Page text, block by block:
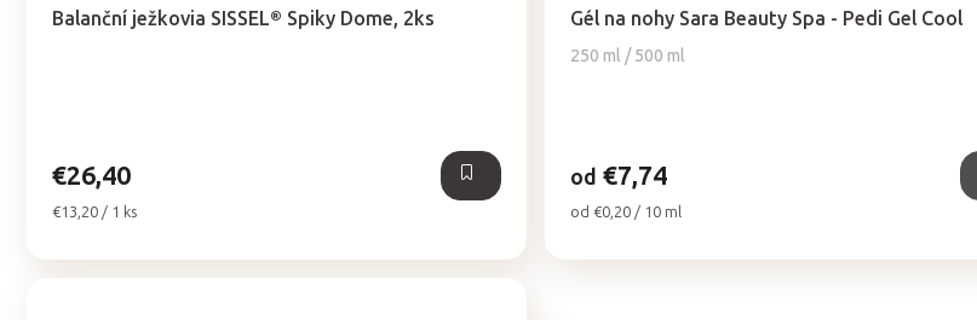
Balanční ježkovia SISSEL® Spiky Dome, 2ks
hodnotenie
produktu
€26,40
Jednotková
€13,20 / 1 ks
Gél na nohy Sara Beauty Spa - Pedi Gel Cool
250 ml / 500 ml
hodnotenie
produktu
je
od €7,74
Jednotková
od €0,20 / 10 ml